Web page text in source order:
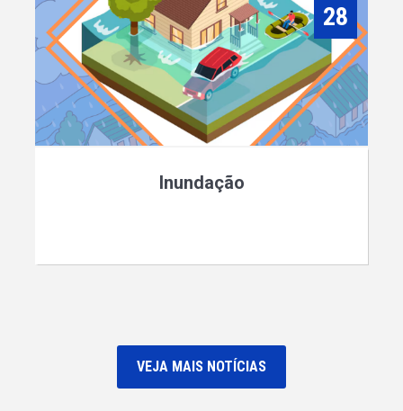
28
Inundação
VEJA MAIS NOTÍCIAS